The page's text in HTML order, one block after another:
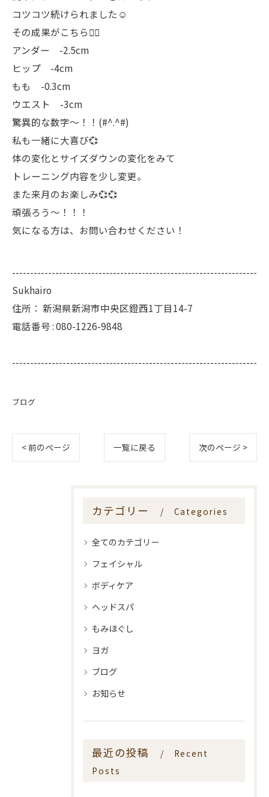
コツコツ続けられました☺︎
その成果がこちら💁‍♀️
アンダー -2.5cm
ヒップ -4cm
もも -0.3cm
ウエスト -3cm
驚異的な数字〜！！(#^.^#)
私も一緒に大喜び💞
体の変化とサイズダウンの変化をみて
トレーニング内容を少し変更。
また来月のお楽しみ💞💞
頑張ろう〜！！！
気になる方は、お問い合わせください！
--------------------------------------------------------------------
Sukhairo
住所： 新潟県新潟市中央区鐙西1丁目14-7
電話番号 :080-1226-9848
--------------------------------------------------------------------
ブログ
< 前のページ 一覧に戻る 次のページ >
カテゴリー Categories
全てのカテゴリー
フェイシャル
ボディケア
ヘッドスパ
もみほぐし
ヨガ
ブログ
お知らせ
最近の投稿
Recent
Posts